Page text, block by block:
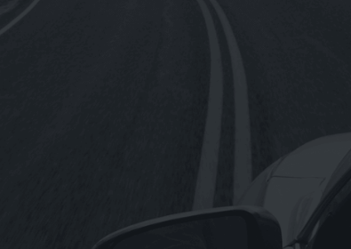
《OMV》重機專用
bike 4T-M SAE 20W-
《Astonish英國潔》萬
Orginal